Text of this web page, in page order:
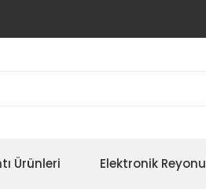
Ürünleri Elektronik Reyonu